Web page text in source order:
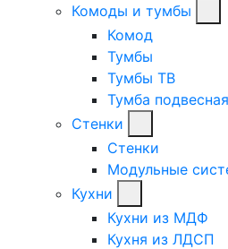
Комоды и тумбы
Комод
Тумбы
Тумбы ТВ
Тумба
Стенки
Стенки
Модульные
Кухни
Кухни из МДФ
Кухня из ЛДСП